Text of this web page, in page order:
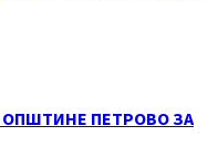
ОПШТИНЕ ПЕТРОВО ЗА